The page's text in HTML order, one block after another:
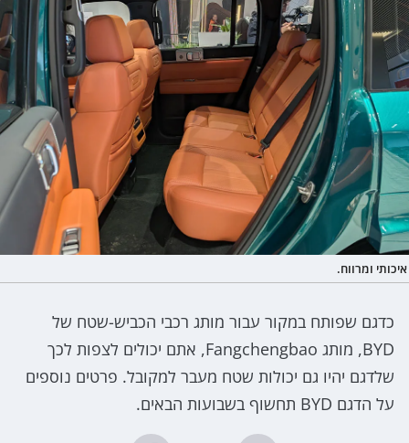
איכותי ומרווח.
כדגם שפותח במקור עבור מותג רכבי הכביש-שטח של
BYD, מותג Fangchengbao, אתם יכולים לצפות לכך
שלדגם יהיו גם יכולות שטח מעבר למקובל. פרטים נוספים
על הדגם BYD תחשוף בשבועות הבאים.